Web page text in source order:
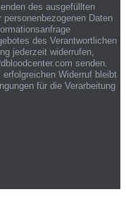
des ausgefüllten
Daten
des Verantwortlichen
jederzeit widerrufen,
senden.
Widerruf bleibt
für die Verarbeitung